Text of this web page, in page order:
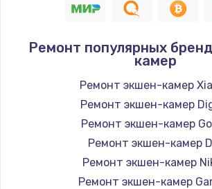
Ремонт популярных
камер
Ремонт экшен-камер
Ремонт экшен-камер
Ремонт экшен-камер
Ремонт экшен-камер
Ремонт экшен-камер
Ремонт экшен-камер